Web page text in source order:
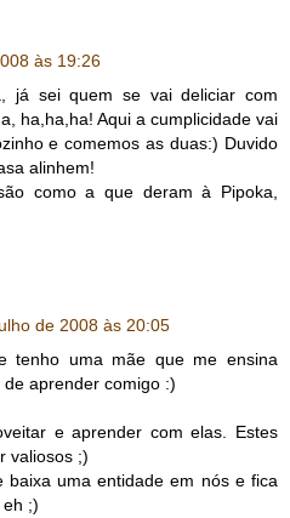
às 19:26
já sei quem se vai deliciar com
ha,ha,ha! Aqui a cumplicidade vai
e comemos as duas:) Duvido
alinhem!
como a que deram à Pipoka,
de 2008 às 20:05
tenho uma mãe que me ensina
aprender comigo :)
e aprender com elas. Estes
valiosos ;)
baixa uma entidade em nós e fica
;)